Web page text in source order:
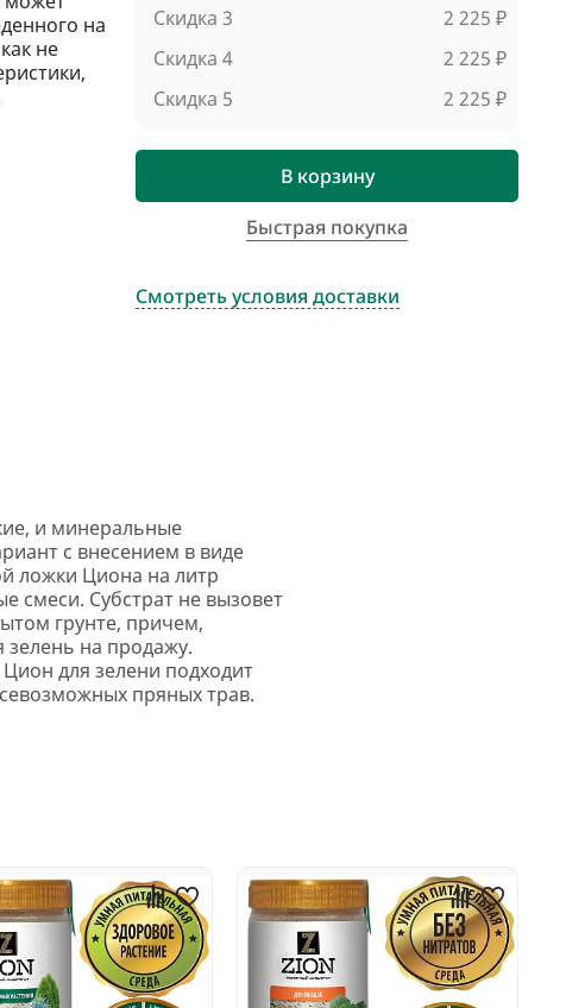
на
не
Скидка 3
2 225 ₽
Скидка 4
2 225 ₽
Скидка 5
2 225 ₽
В корзину
Быстрая покупка
Смотреть условия доставки
и минеральные
с внесением в виде
ложки Циона на литр
смеси. Субстрат не вызовет
грунте, причем,
зелень на продажу.
для зелени подходит
пряных трав.